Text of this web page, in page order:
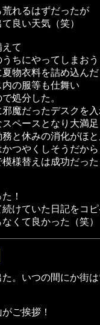
れるはずだったが
良い天気（笑）
えて
ちにやってしまお
物衣料を詰め込ん
の服等も仕舞い
処分した。
魔だったデスクを
ペースとなり大満
務と休みの消化がほ
つやくしそうだから
様替えは成功だっ
！
けていた日記をコ
くて良かった（笑）
。いつの間にか街
ご挨拶！